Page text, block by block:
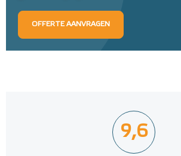
OFFERTE AANVRAGEN
9,6